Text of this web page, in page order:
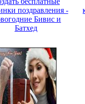
поздравления -
Бивис и
Батхед